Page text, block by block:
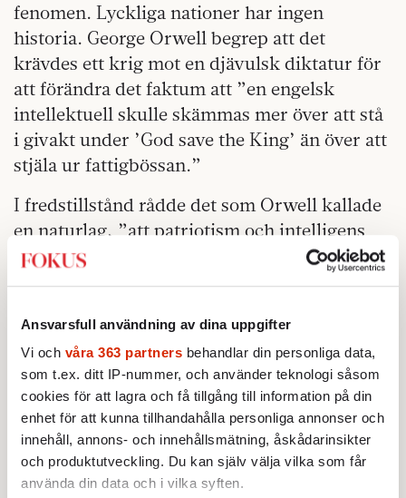
Ansvarsfull användning av dina uppgifter
Vi och våra 363 partners behandlar din personliga data,
som t.ex. ditt IP-nummer, och använder teknologi såsom
cookies för att lagra och få tillgång till information på din
enhet för att kunna tillhandahålla personliga annonser och
innehåll, annons- och innehållsmätning, åskådarinsikter
och produktutveckling. Du kan själv välja vilka som får
använda din data och i vilka syften.
fenomen. Lyckliga nationer har ingen
historia. George Orwell begrep att det
krävdes ett krig mot en djävulsk diktatur för
att förändra det faktum att ”en engelsk
intellektuell skulle skämmas mer över att stå
i givakt under ’God save the King’ än över att
stjäla ur fattigbössan.”
I fredstillstånd rådde det som Orwell kallade
en naturlag, ”att patriotism och intelligens
var skilda åt”. Men hans enkla poäng var att
man inte behövde vara dum i huvudet för att
Vladimir Putin för att lära oss den saken.